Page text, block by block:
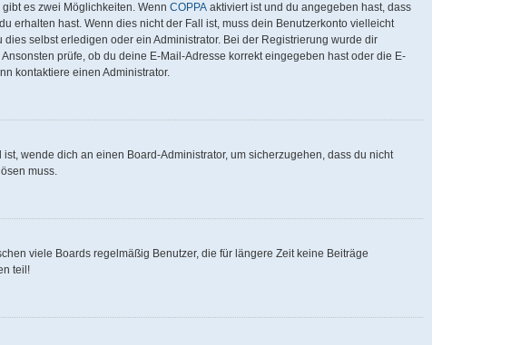
es zwei Möglichkeiten. Wenn COPPA aktiviert ist und du angegeben hast, dass
erhalten hast. Wenn dies nicht der Fall ist, muss dein Benutzerkonto vielleicht
selbst erledigen oder ein Administrator. Bei der Registrierung wurde dir
prüfe, ob du deine E-Mail-Adresse korrekt eingegeben hast oder die E-
kontaktiere einen Administrator.
wende dich an einen Board-Administrator, um sicherzugehen, dass du nicht
muss.
viele Boards regelmäßig Benutzer, die für längere Zeit keine Beiträge
teil!